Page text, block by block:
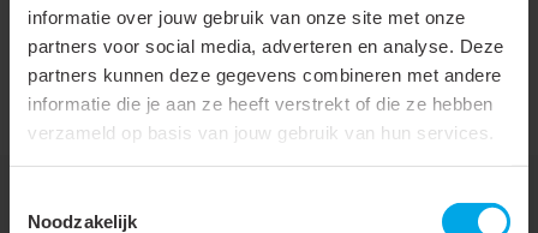
informatie over jouw gebruik van onze site met onze
partners voor social media, adverteren en analyse. Deze
partners kunnen deze gegevens combineren met andere
informatie die je aan ze heeft verstrekt of die ze hebben
verzameld op basis van jouw gebruik van hun services.
Noodzakelijk
Klembereik
60 - 660 mm
Bandbreedte
9 mm
Eendelig